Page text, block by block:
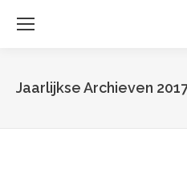
Jaarlijkse Archieven